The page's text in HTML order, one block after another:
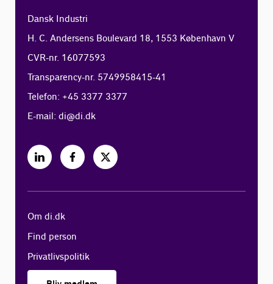
Dansk Industri
H. C. Andersens Boulevard 18, 1553 København V
CVR-nr. 16077593
Transparency-nr. 5749958415-41
Telefon: +45 3377 3377
E-mail:di@di.dk
Om di.dk
Find person
Privatlivspolitik